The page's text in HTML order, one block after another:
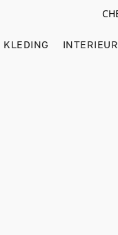
KLEDING INTERIEUR